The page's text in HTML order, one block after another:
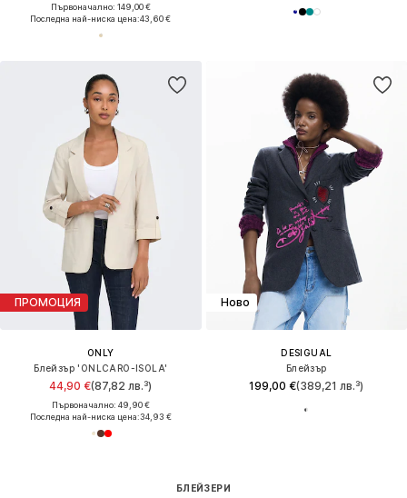
Първоначално: 149,00 €
Последна най-ниска цена:43,60 €
ПРОМОЦИЯ
ONLY
Блейзър 'ONLCARO-ISOLA'
44,90 €(87,82 лв.³)
Първоначално: 49,90 €
Последна най-ниска цена:34,93 €
Ново
DESIGUAL
Блейзър
199,00 €(389,21 лв.³)
БЛЕЙЗЕРИ